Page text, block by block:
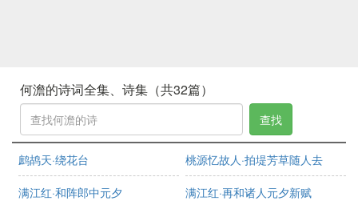
何澹的诗词全集、诗集（共32篇）
查找
鹧鸪天·绕花台 桃源忆故人·拍堤芳草随人去
满江红·和阵郎中元夕 满江红·再和诸人元夕新赋